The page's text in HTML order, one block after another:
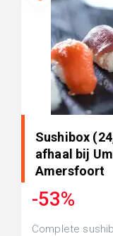
Sushibox
afhaal bij
Amersfoort
-53%
Complete